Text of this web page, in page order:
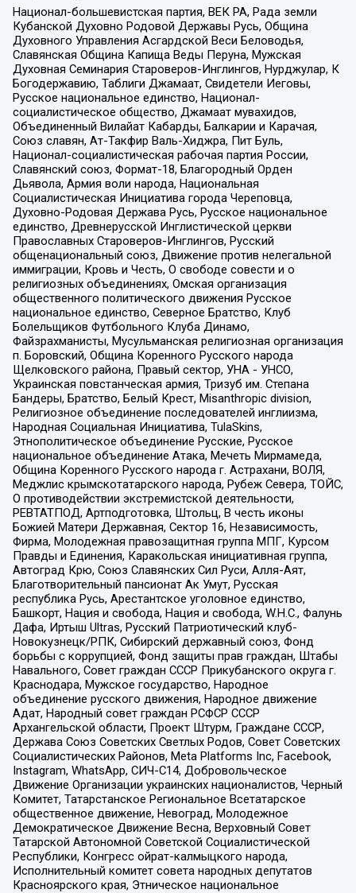
Национал-большевистская партия, ВЕК РА, Рада земли
Кубанской Духовно Родовой Державы Русь, Община
Духовного Управления Асгардской Веси Беловодья,
Славянская Община Капища Веды Перуна, Мужская
Духовная Семинария Староверов-Инглингов, Нурджулар, К
Богодержавию, Таблиги Джамаат, Свидетели Иеговы,
Русское национальное единство, Национал-
социалистическое общество, Джамаат мувахидов,
Объединенный Вилайат Кабарды, Балкарии и Карачая,
Союз славян, Ат-Такфир Валь-Хиджра, Пит Буль,
Национал-социалистическая рабочая партия России,
Славянский союз, Формат-18, Благородный Орден
Дьявола, Армия воли народа, Национальная
Социалистическая Инициатива города Череповца,
Духовно-Родовая Держава Русь, Русское национальное
единство, Древнерусской Инглистической церкви
Православных Староверов-Инглингов, Русский
общенациональный союз, Движение против нелегальной
иммиграции, Кровь и Честь, О свободе совести и о
религиозных объединениях, Омская организация
общественного политического движения Русское
национальное единство, Северное Братство, Клуб
Болельщиков Футбольного Клуба Динамо,
Файзрахманисты, Мусульманская религиозная организация
п. Боровский, Община Коренного Русского народа
Щелковского района, Правый сектор, УНА - УНСО,
Украинская повстанческая армия, Тризуб им. Степана
Бандеры, Братство, Белый Крест, Misanthropic division,
Религиозное объединение последователей инглиизма,
Народная Социальная Инициатива, TulaSkins,
Этнополитическое объединение Русские, Русское
национальное объединение Атака, Мечеть Мирмамеда,
Община Коренного Русского народа г. Астрахани, ВОЛЯ,
Меджлис крымскотатарского народа, Рубеж Севера, ТОЙС,
О противодействии экстремистской деятельности,
РЕВТАТПОД, Артподготовка, Штольц, В честь иконы
Божией Матери Державная, Сектор 16, Независимость,
Фирма, Молодежная правозащитная группа МПГ, Курсом
Правды и Единения, Каракольская инициативная группа,
Автоград Крю, Союз Славянских Сил Руси, Алля-Аят,
Благотворительный пансионат Ак Умут, Русская
республика Русь, Арестантское уголовное единство,
Башкорт, Нация и свобода, Нация и свобода, W.H.С., Фалунь
Дафа, Иртыш Ultras, Русский Патриотический клуб-
Новокузнецк/РПК, Сибирский державный союз, Фонд
борьбы с коррупцией, Фонд защиты прав граждан, Штабы
Навального, Совет граждан СССР Прикубанского округа г.
Краснодара, Мужское государство, Народное
объединение русского движения, Народное движение
Адат, Народный совет граждан РСФСР СССР
Архангельской области, Проект Штурм, Граждане СССР,
Держава Союз Советских Светлых Родов, Совет Советских
Социалистических Районов, Meta Platforms Inc, Facebook,
Instagram, WhatsApp, СИЧ-С14, Добровольческое
Движение Организации украинских националистов, Черный
Комитет, Татарстанское Региональное Всетатарское
общественное движение, Невоград, Молодежное
Демократическое Движение Весна, Верховный Совет
Татарской Автономной Советской Социалистической
Республики, Конгресс ойрат-калмыцкого народа,
Исполнительный комитет совета народных депутатов
Красноярского края, Этническое национальное